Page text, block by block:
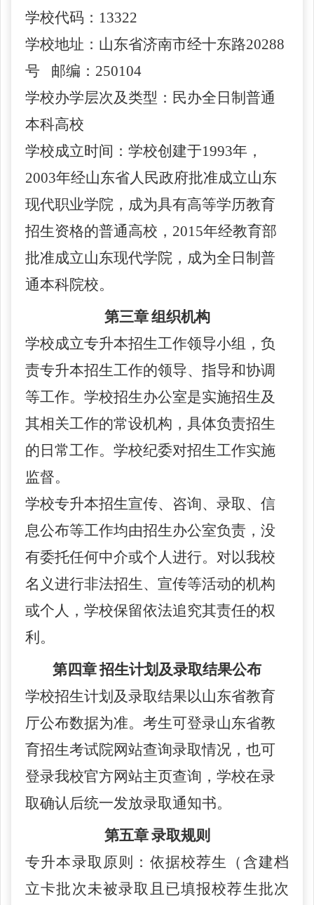
学校代码： 13322
学校地址：山东省济南市经十东路20288
号
邮编： 250104
学校办学层次及类型：民办全日制普通
本科高校
学校成立时间：学校创建于1993年，
2003年经山东省人民政府批准成立山东
现代职业学院，成为具有高等学历教育
招生资格的普通高校， 2015年经教育部
批准成立山东现代学院，成为全日制普
通本科院校。
第三章组织机构
学校成立专升本招生工作领导小组，负
责专升本招生工作的领导、指导和协调
等工作。学校招生办公室是实施招生及
其相关工作的常设机构，具体负责招生
的日常工作。 学校纪委对招生工作实施
监督。
学校专升本招生宣传、咨询、录取、信
息公布等工作均由招生办公室负责，没
有委托任何中介或个人进行。对以我校
名义进行非法招生、宣传等活动的机构
或个人， 学校保留依法追究其责任的权
利。
第四章招生计划及录取结果公布
学校招生计划及录取结果以山东省教育
厅公布数据为准。考生可登录山东省教
育招生考试院网站查询录取情况，也可
登录我校官方网站主页查询， 学校在录
取确认后统一发放录取通知书。
第五章录取规则
专升本录取原则：依据校荐生（含建档
立卡批次未被录取且已填报校荐生批次